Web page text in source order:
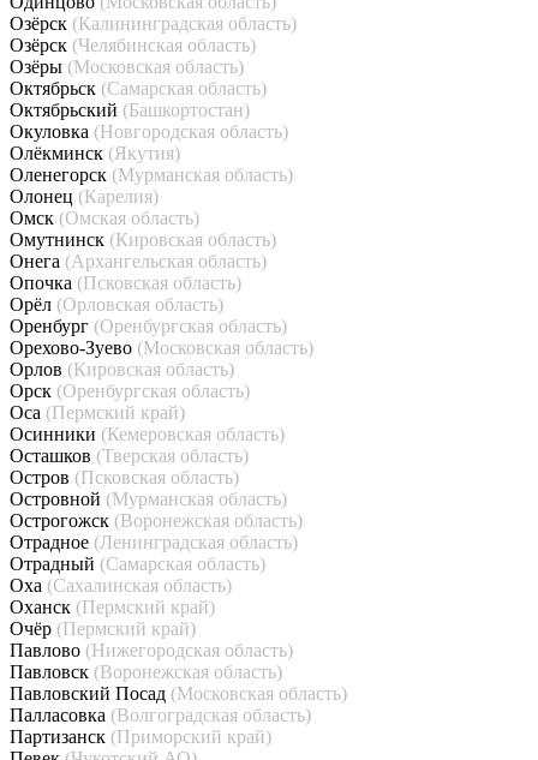
Озёрск (Калининградская область)
Озёрск (Челябинская область)
Озёры (Московская область)
Октябрьск (Самарская область)
Октябрьский (Башкортостан)
Окуловка (Новгородская область)
Олёкминск (Якутия)
Оленегорск (Мурманская область)
Олонец (Карелия)
Омск (Омская область)
Омутнинск (Кировская область)
Онега (Архангельская область)
Опочка (Псковская область)
Орёл (Орловская область)
Оренбург (Оренбургская область)
Орехово-Зуево (Московская область)
Орлов (Кировская область)
Орск (Оренбургская область)
Оса (Пермский край)
Осинники (Кемеровская область)
Осташков (Тверская область)
Остров (Псковская область)
Островной (Мурманская область)
Острогожск (Воронежская область)
Отрадное (Ленинградская область)
Отрадный (Самарская область)
Оха (Сахалинская область)
Оханск (Пермский край)
Очёр (Пермский край)
Павлово (Нижегородская область)
Павловск (Воронежская область)
Павловский Посад (Московская область)
Палласовка (Волгоградская область)
Партизанск (Приморский край)